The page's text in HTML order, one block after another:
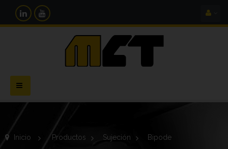
Navegación
Toggle
Inicio > Productos > Sujeción > Bipode